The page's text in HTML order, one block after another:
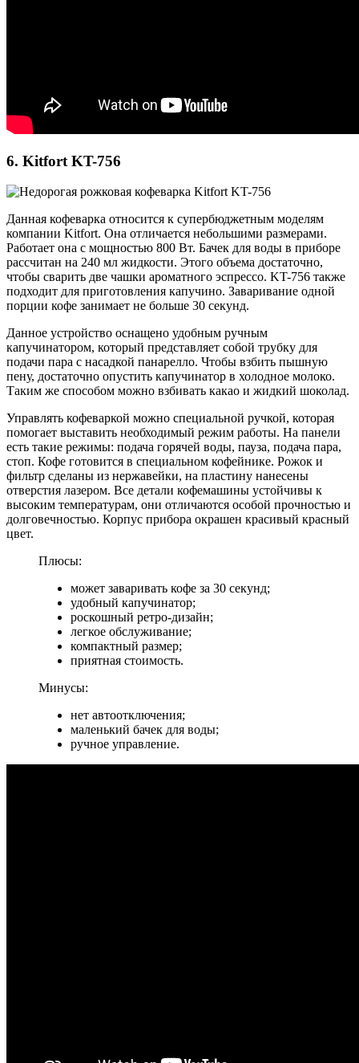
6. Kitfort KT-756
Данная кофеварка относится к супербюджетным моделям
компании Kitfort. Она отличается небольшими размерами.
Работает она с мощностью 800 Вт. Бачек для воды в приборе
рассчитан на 240 мл жидкости. Этого объема достаточно,
чтобы сварить две чашки ароматного эспрессо. KT-756 также
подходит для приготовления капучино. Заваривание одной
порции кофе занимает не больше 30 секунд.
Данное устройство оснащено удобным ручным
капучинатором, который представляет собой трубку для
подачи пара с насадкой панарелло. Чтобы взбить пышную
пену, достаточно опустить капучинатор в холодное молоко.
Таким же способом можно взбивать какао и жидкий шоколад.
Управлять кофеваркой можно специальной ручкой, которая
помогает выставить необходимый режим работы. На панели
есть такие режимы: подача горячей воды, пауза, подача пара,
стоп. Кофе готовится в специальном кофейнике. Рожок и
фильтр сделаны из нержавейки, на пластину нанесены
отверстия лазером. Все детали кофемашины устойчивы к
высоким температурам, они отличаются особой прочностью и
долговечностью. Корпус прибора окрашен красивый красный
цвет.
Плюсы:
может заваривать кофе за 30 секунд;
удобный капучинатор;
роскошный ретро-дизайн;
легкое обслуживание;
компактный размер;
приятная стоимость.
Минусы:
нет автоотключения;
маленький бачек для воды;
ручное управление.